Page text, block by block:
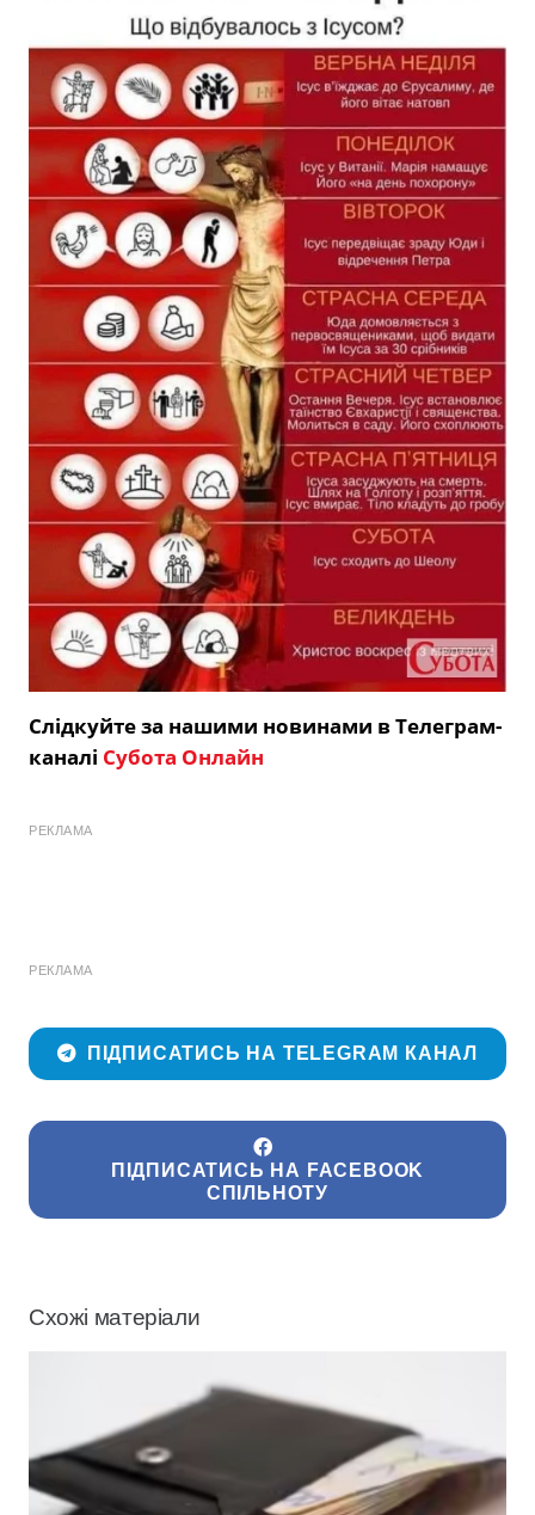
Слідкуйте за нашими новинами в Телеграм-
каналі Субота Онлайн
РЕКЛАМА
РЕКЛАМА
ПІДПИСАТИСЬ НА TELEGRAM КАНАЛ
ПІДПИСАТИСЬ НА FACEBOOK
СПІЛЬНОТУ
Схожі матеріали